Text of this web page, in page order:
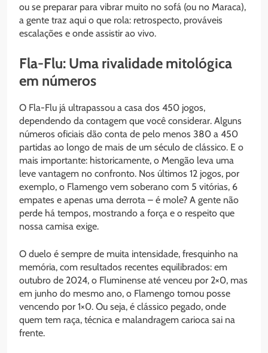
ou se preparar para vibrar muito no sofá (ou no Maraca),
a gente traz aqui o que rola: retrospecto, prováveis
escalações e onde assistir ao vivo.
Fla-Flu: Uma rivalidade mitológica
em números
O Fla-Flu já ultrapassou a casa dos 450 jogos,
dependendo da contagem que você considerar. Alguns
números oficiais dão conta de pelo menos 380 a 450
partidas ao longo de mais de um século de clássico. E o
mais importante: historicamente, o Mengão leva uma
leve vantagem no confronto. Nos últimos 12 jogos, por
exemplo, o Flamengo vem soberano com 5 vitórias, 6
empates e apenas uma derrota – é mole? A gente não
perde há tempos, mostrando a força e o respeito que
nossa camisa exige.
O duelo é sempre de muita intensidade, fresquinho na
memória, com resultados recentes equilibrados: em
outubro de 2024, o Fluminense até venceu por 2×0, mas
em junho do mesmo ano, o Flamengo tomou posse
vencendo por 1×0. Ou seja, é clássico pegado, onde
quem tem raça, técnica e malandragem carioca sai na
frente.